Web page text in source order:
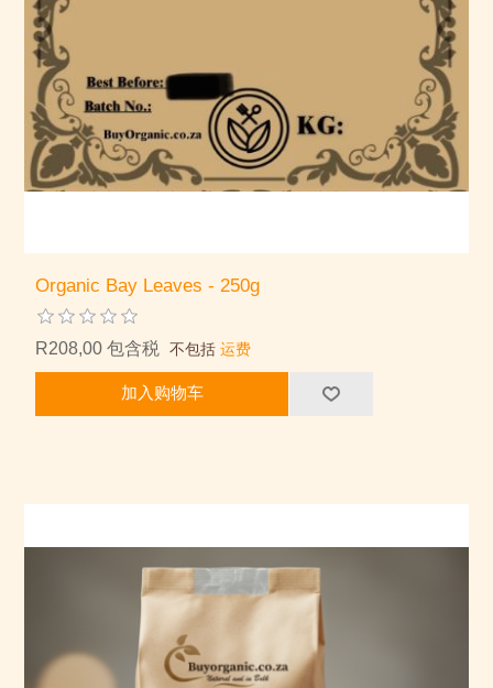
Organic Bay Leaves - 250g
R208,00 包含税 不包括运费
加入购物车